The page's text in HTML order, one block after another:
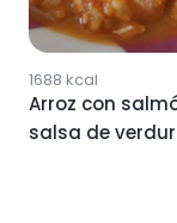
1688 kcal
Arroz con
salsa de